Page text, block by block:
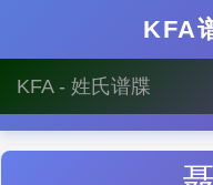
KFA
KFA - 姓氏谱牒